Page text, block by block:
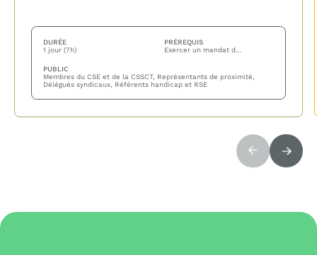
DURÉE
1 jour (7h)
PRÉREQUIS
Exercer un mandat de représentant du personnel ou une fonction syndicale en entreprise — aucune connaissance préalable du handicap n'est nécessaire.
PUBLIC
Membres du CSE et de la CSSCT, Représentants de proximité,
Délégués syndicaux, Référents handicap et RSE